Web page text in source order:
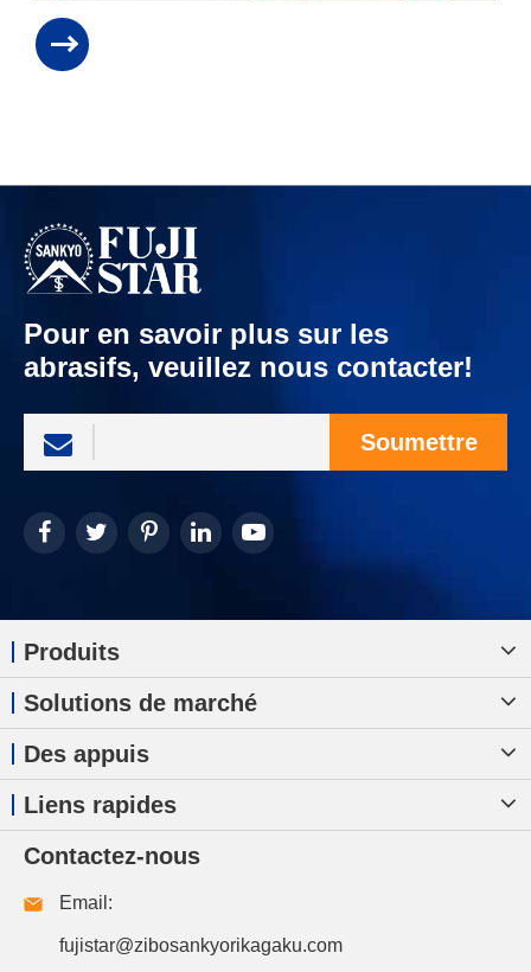
Pour en savoir plus sur les
abrasifs, veuillez nous contacter!
Soumettre
Produits
Solutions de marché
Des appuis
Liens rapides
Contactez-nous
Email:
fujistar@zibosankyorikagaku.com